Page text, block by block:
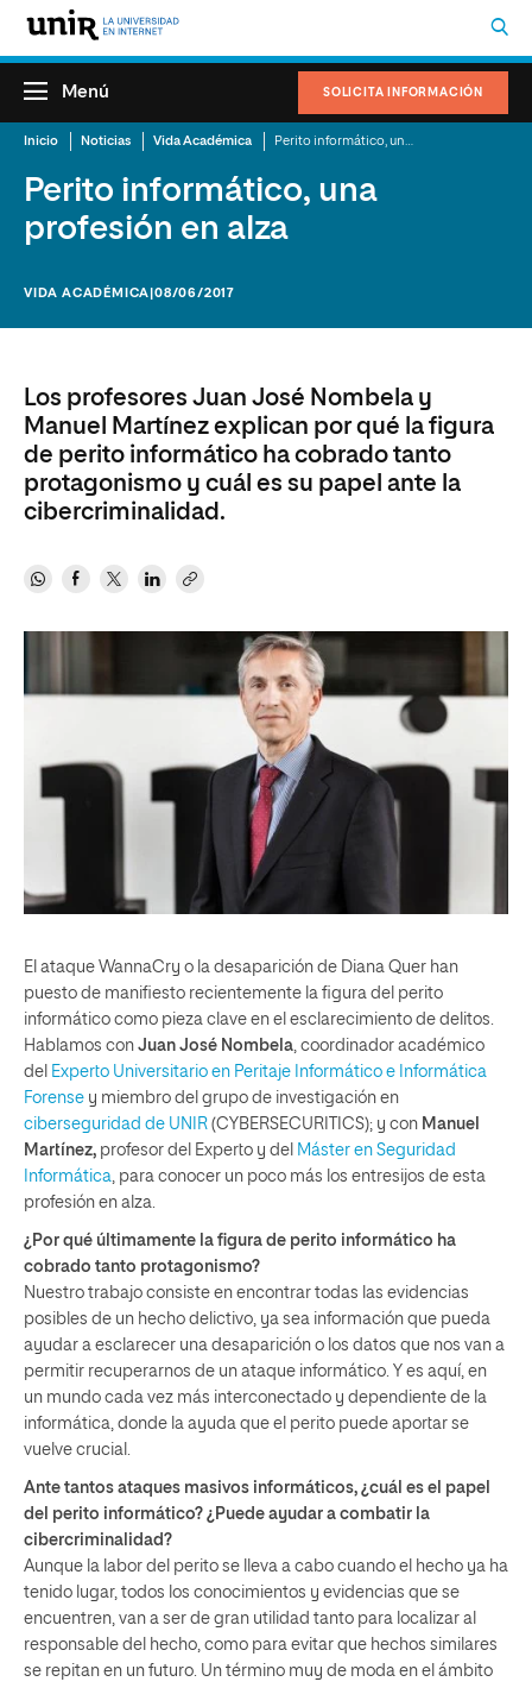
SOLICITA INFORMACIÓN
Menú
Inicio Noticias Vida Académica
Perito informático, una
profesión en alza
VIDA ACADÉMICA |08/06/2017
Los profesores Juan José Nombela y
Manuel Martínez explican por qué la figura
de perito informático ha cobrado tanto
protagonismo y cuál es su papel ante la
cibercriminalidad.
El ataque WannaCry o la desaparición de Diana Quer han
puesto de manifiesto recientemente la figura del perito
informático como pieza clave en el esclarecimiento de delitos.
Hablamos con Juan José Nombela, coordinador académico
del Experto Universitario en Peritaje Informático e Informática
Forense y miembro del grupo de investigación en
ciberseguridad de UNIR (CYBERSECURITICS); y con Manuel
Martínez, profesor del Experto y del Máster en Seguridad
Informática, para conocer un poco más los entresijos de esta
profesión en alza.
¿Por qué últimamente la figura de perito informático ha
cobrado tanto protagonismo?
Nuestro trabajo consiste en encontrar todas las evidencias
posibles de un hecho delictivo, ya sea información que pueda
ayudar a esclarecer una desaparición o los datos que nos van a
permitir recuperarnos de un ataque informático. Y es aquí, en
un mundo cada vez más interconectado y dependiente de la
informática, donde la ayuda que el perito puede aportar se
vuelve crucial.
Ante tantos ataques masivos informáticos, ¿cuál es el papel
del perito informático? ¿Puede ayudar a combatir la
cibercriminalidad?
Aunque la labor del perito se lleva a cabo cuando el hecho ya ha
tenido lugar, todos los conocimientos y evidencias que se
encuentren, van a ser de gran utilidad tanto para localizar al
responsable del hecho, como para evitar que hechos similares
se repitan en un futuro. Un término muy de moda en el ámbito